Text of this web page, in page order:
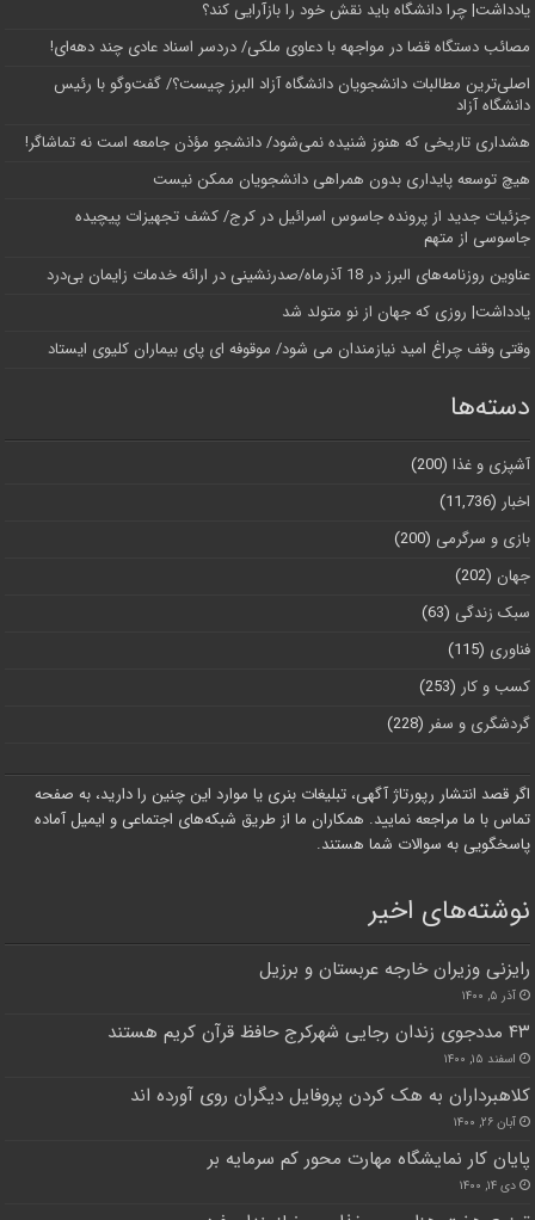
یادداشت| چرا دانشگاه باید نقش خود را بازآرایی کند؟
مصائب دستگاه قضا در مواجهه با دعاوی ملکی/ دردسر اسناد عادی چند‌ دهه‌ای!
اصلی‌ترین مطالبات دانشجویان دانشگاه آزاد البرز چیست؟/ گفت‌وگو با رئیس
دانشگاه آز‌اد
هشداری تاریخی که هنوز شنیده نمی‌شود/ دانشجو مؤذن جامعه است نه تماشاگر!
هیچ توسعه پایداری بدون همراهی دانشجویان ممکن نیست
جزئیات جدید از پرونده جاسوس اسرائیل در کرج/‌ کشف تجهیزات پیچیده
جاسوسی از متهم
عناوین روزنامه‌های البرز در ‌18 آذرماه/صدرنشینی در ارائه خدمات زایمان بی‌درد
یادداشت| روزی که جهان از نو متولد شد
وقتی وقف چراغ امید نیازمندان می شود/ موقوفه ای پای بیماران کلیوی ایستاد
دسته‌ها
آشپزی و غذا (200)
اخبار (11,736)
بازی و سرگرمی (200)
جهان (202)
سبک زندگی (63)
فناوری (115)
کسب و کار (253)
گردشگری و سفر (228)
اگر قصد انتشار رپورتاژ آگهی، تبلیغات بنری یا موارد این چنین را دارید، به صفحه
تماس با ما مراجعه نمایید. همکاران ما از طریق شبکه‌های اجتماعی و ایمیل آماده
پاسخگویی به سوالات شما هستند.
نوشته‌های اخیر
رایزنی وزیران خارجه عربستان و برزیل
آذر ۵, ۱۴۰۰
۴۳ مددجوی زندان رجایی شهرکرج حافظ قرآن کریم هستند
اسفند ۱۵, ۱۴۰۰
کلاهبرداران به هک کردن پروفایل دیگران روی آورده اند
آبان ۲۶, ۱۴۰۰
پایان کار نمایشگاه مهارت محور کم سرمایه بر
دی ۱۴, ۱۴۰۰